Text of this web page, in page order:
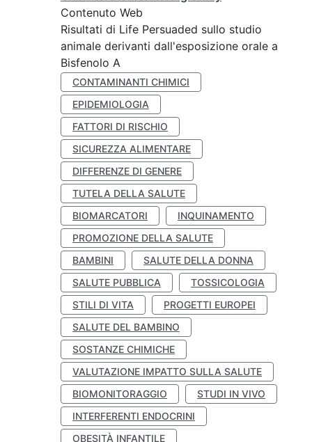
Contenuto Web
Risultati di Life Persuaded sullo studio
animale derivanti dall'esposizione orale a
Bisfenolo A
CONTAMINANTI CHIMICI
EPIDEMIOLOGIA
FATTORI DI RISCHIO
SICUREZZA ALIMENTARE
DIFFERENZE DI GENERE
TUTELA DELLA SALUTE
BIOMARCATORI
INQUINAMENTO
PROMOZIONE DELLA SALUTE
BAMBINI
SALUTE DELLA DONNA
SALUTE PUBBLICA
TOSSICOLOGIA
STILI DI VITA
PROGETTI EUROPEI
SALUTE DEL BAMBINO
SOSTANZE CHIMICHE
VALUTAZIONE IMPATTO SULLA SALUTE
BIOMONITORAGGIO
STUDI IN VIVO
INTERFERENTI ENDOCRINI
OBESITÀ INFANTILE